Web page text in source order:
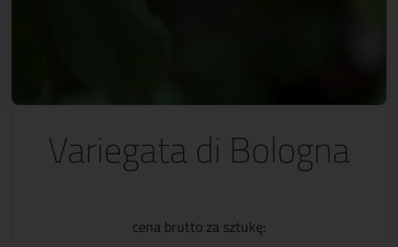
Variegata di Bologna
cena brutto za sztukę: